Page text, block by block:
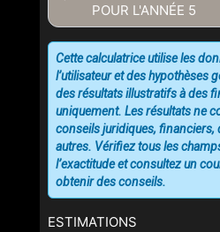
POUR L'ANNÉE 5
ESTIMATIONS
Cette calculatrice utilise les
l’utilisateur et des hypothèses
des résultats illustratifs à des
uniquement. Les résultats ne
conseils juridiques, financiers,
autres. Vérifiez tous les
l’exactitude et consultez un
obtenir des conseils.